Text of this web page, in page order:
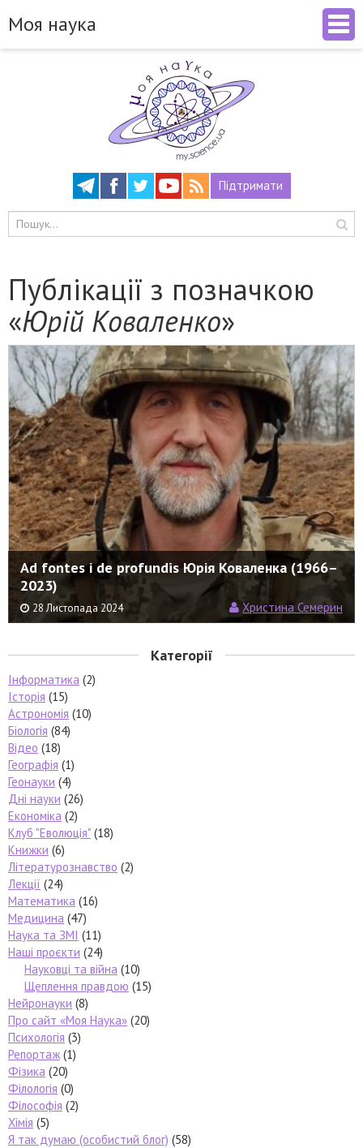
Підтримати
Моя наука
Публікації з позначкою
«Юрій Коваленко»
Ad fontes і de profundis Юрія Коваленка (1966–
2023)
28 Листопада 2024 Христина Семерин
Категорії
Інформатика (2)
Історія (15)
Астрономія (10)
Біологія (84)
Відео (18)
Географія (1)
Геонауки (4)
Дні науки (26)
Економіка (2)
Клуб "Еволюція" (18)
Книжки (6)
Літературознавство (2)
Лекції (24)
Математика (16)
Медицина (47)
Наука та ЗМІ (11)
Наші проєкти (24)
Науковці та війна (10)
Щеплення правдою (15)
Нейронауки (8)
Про сайт «Моя Наука» (20)
Психологія (3)
Репортаж (1)
Фізика (20)
Філологія (0)
Філософія (2)
Хімія (5)
Я так думаю (особистий блог) (58)